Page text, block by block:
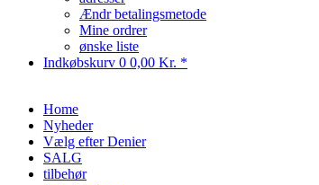
Ændr betalingsmetode
Mine ordrer
ønske liste
Indkøbskurv 0 0,00 Kr. *
Home
Nyheder
Vælg efter Denier
SALG
tilbehør